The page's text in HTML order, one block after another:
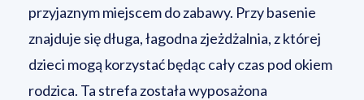
przyjaznym miejscem do zabawy. Przy basenie
znajduje się długa, łagodna zjeżdżalnia, z której
dzieci mogą korzystać będąc cały czas pod okiem
rodzica. Ta strefa została wyposażona